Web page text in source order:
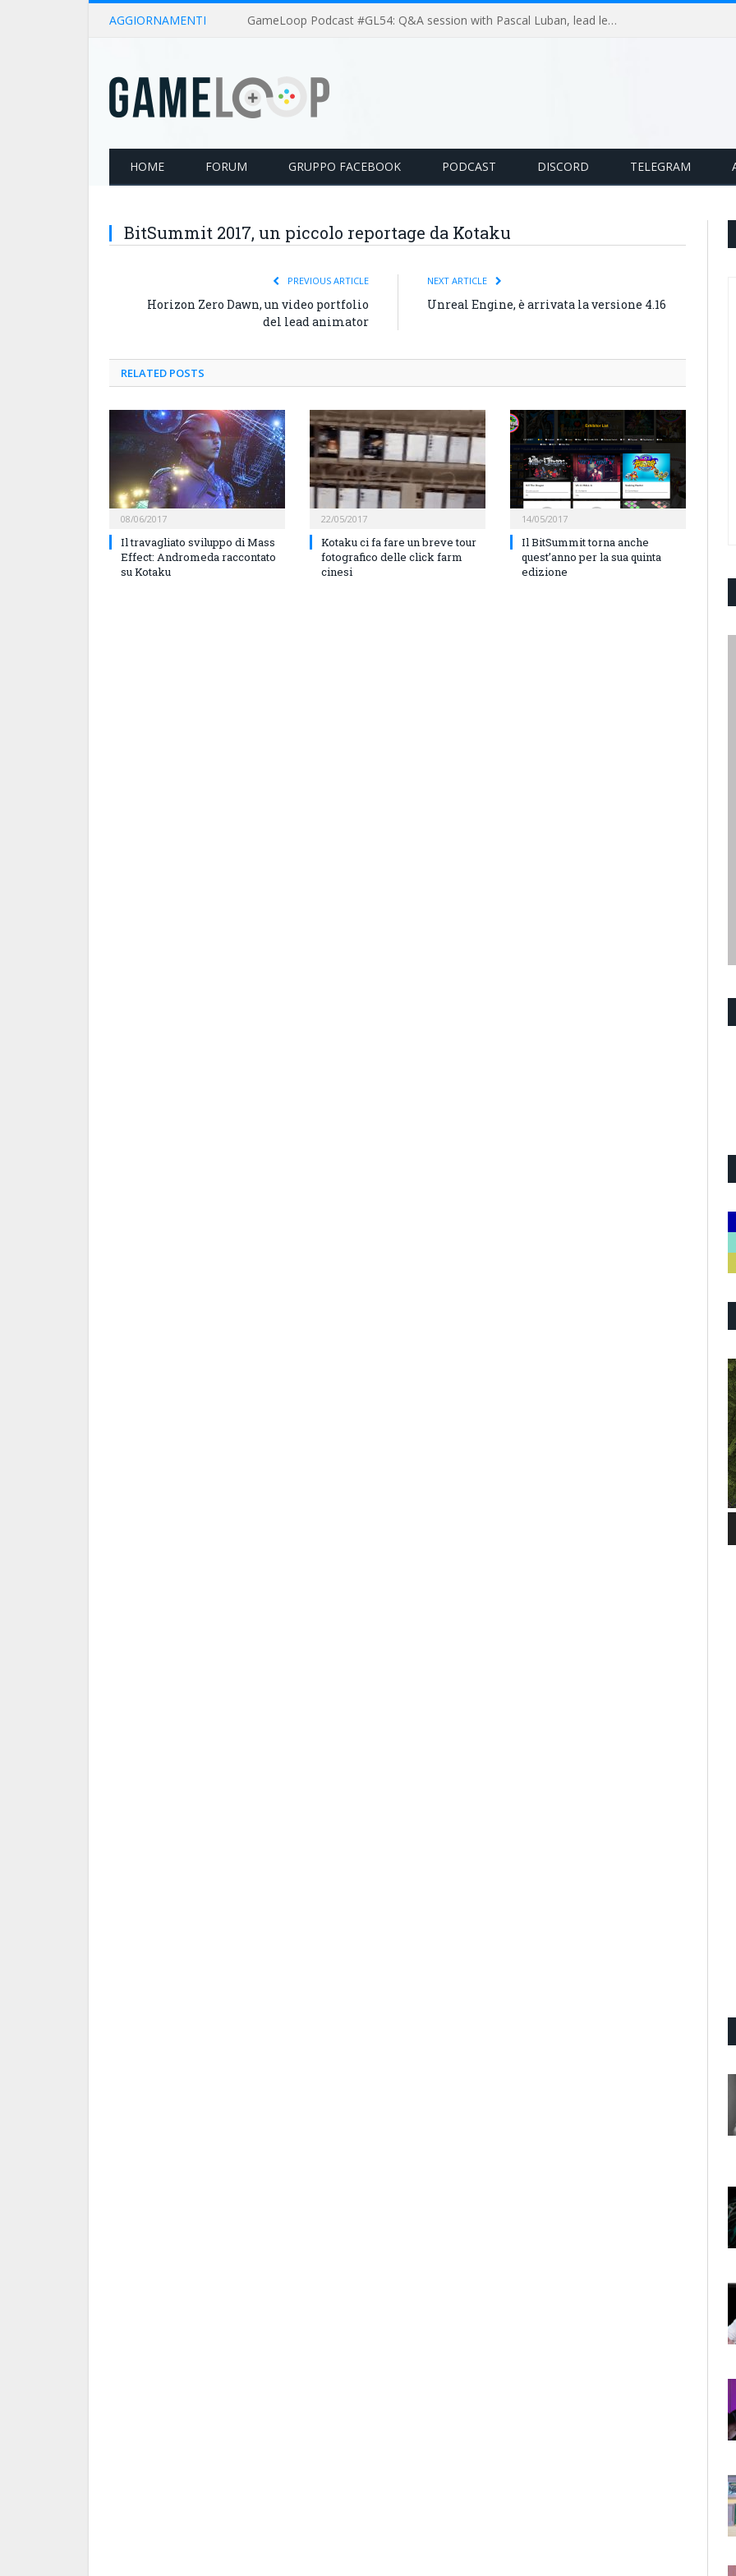
AGGIORNAMENTI GameLoop Podcast #GL54: Q&A session with Pascal Luban, lead level designer on Splinter Cell multiplayer games
HOME FORUM GRUPPO FACEBOOK PODCAST DISCORD TELEGRAM
BitSummit 2017, un piccolo reportage da Kotaku
PREVIOUS ARTICLE
Horizon Zero Dawn, un video portfolio
del lead animator
NEXT ARTICLE
Unreal Engine, è arrivata la versione 4.16
RELATED POSTS
08/06/2017
Il travagliato sviluppo di Mass
Effect: Andromeda raccontato
su Kotaku
22/05/2017
Kotaku ci fa fare un breve tour
fotografico delle click farm
cinesi
14/05/2017
Il BitSummit torna anche
quest’anno per la sua quinta
edizione